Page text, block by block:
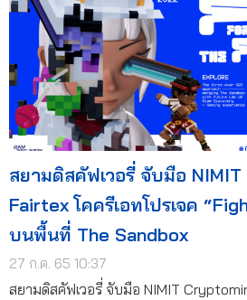
สยามดิสคัฟเวอรี่ จับมือ
Fairtex โคครีเอทโปรเจค
บนพื้นที่ The Sandbox
27 ก.ค. 65 10:37
สยามดิสคัฟเวอรี่ จับมือ NIMIT